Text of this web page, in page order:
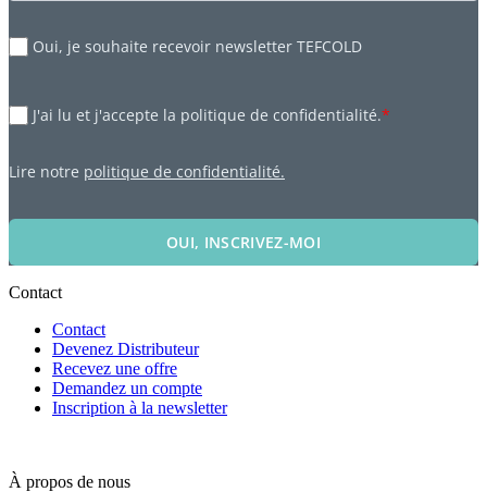
Oui, je souhaite recevoir newsletter TEFCOLD
J'ai lu et j'accepte la politique de confidentialité.*
Lire notre politique de confidentialité.
OUI, INSCRIVEZ-MOI
Contact
Contact
Devenez Distributeur
Recevez une offre
Demandez un compte
Inscription à la newsletter
À propos de nous